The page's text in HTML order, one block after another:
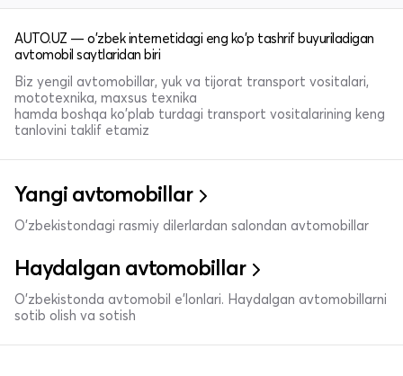
AUTO.UZ — o'zbek internetidagi eng ko'p tashrif buyuriladigan
avtomobil saytlaridan biri
Biz yengil avtomobillar, yuk va tijorat transport vositalari,
mototexnika, maxsus texnika
hamda boshqa ko'plab turdagi transport vositalarining keng
tanlovini taklif etamiz
Yangi avtomobillar
O'zbekistondagi rasmiy dilerlardan salondan avtomobillar
Haydalgan avtomobillar
O'zbekistonda avtomobil e’lonlari. Haydalgan avtomobillarni
sotib olish va sotish